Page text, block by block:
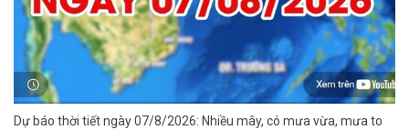
Dự báo thời tiết ngày 07/8/2026: Nhiều mây, có mưa vừa, mưa to